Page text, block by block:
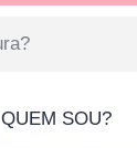
QUEM SOU?